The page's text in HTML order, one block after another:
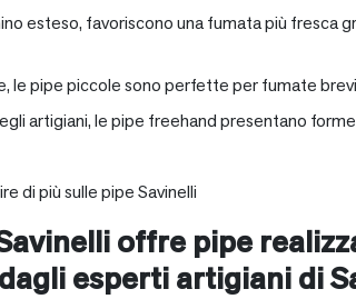
esteso, favoriscono una fumata più fresca
le pipe piccole sono perfette per fumate
artigiani, le pipe freehand presentano
di più sulle pipe Savinelli
offre pipe
esperti artigiani di